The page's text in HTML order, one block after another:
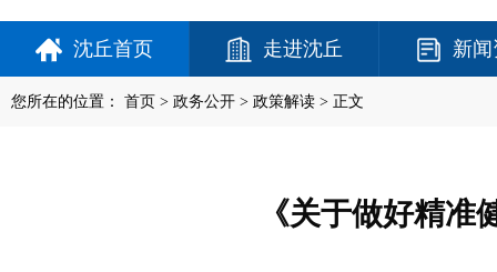
沈丘首页 走进沈丘 新
您所在的位置： 首页 > 政务公开 > 政策解读 > 正文
《关于做好精